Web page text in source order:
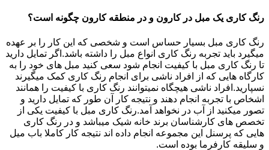
رنگ کاری یک مبل در کارون و در منطقه کارون چگونه است؟
رنگ کاری مبل بسیار حساس است و شخصی که این کار را بر عهده
میگیرد باید تجربه رنگ کاری انواع مبل را داشته باشد.اگر تمایل دارید
تا رنگ کاری مبل با کیفیت انجام شود سعی کنید مبل های خود را به
کارگاه هایی که از افراد ناشی برای انجام رنگ کاری کمک میگیرند
نسپارید.افراد ناشی هیچگاه نمیتوانند رنگ کاری با کیفیت را همانند
اشخاص با تجربه انجام دهند و نتیجه کار آن طور که تمایل دارید و
تصور میکنید از آب در نخواهد آمد.رنگ کاری مبل با کیفیت یکی از
تخصص های کارشناسان برند خانه شیک میباشد و در رنگ کاری
هایی که پرسنل این مجموعه انجام داده اند نتیجه کار کاملا باب میل
و سلیقه کارفرما بوده است.